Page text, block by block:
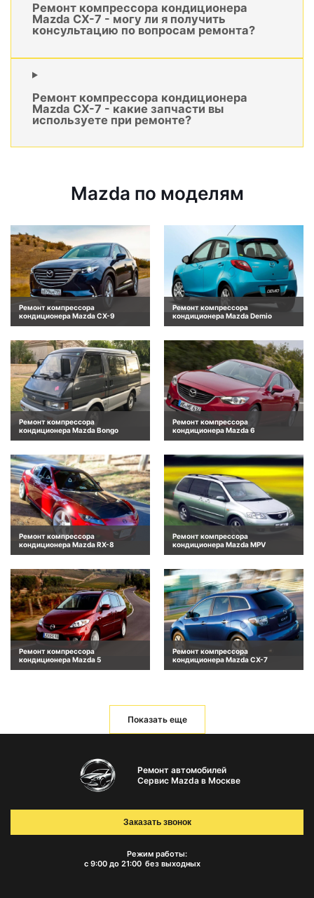
Ремонт компрессора кондиционера
Mazda CX-7 - могу ли я получить
консультацию по вопросам ремонта?
Ремонт компрессора кондиционера
Mazda CX-7 - какие запчасти вы
используете при ремонте?
Mazda по моделям
Ремонт компрессора
кондиционера Mazda CX-9
Ремонт компрессора
кондиционера Mazda Demio
Ремонт компрессора
кондиционера Mazda Bongo
Ремонт компрессора
кондиционера Mazda 6
Ремонт компрессора
кондиционера Mazda RX-8
Ремонт компрессора
кондиционера Mazda MPV
Ремонт компрессора
кондиционера Mazda 5
Ремонт компрессора
кондиционера Mazda CX-7
Показать еще
Ремонт автомобилей
Сервис Mazda в Москве
Режим работы:
с 9:00 до 21:00 без выходных
Заказать звонок